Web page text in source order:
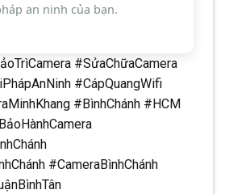
an ninh của bạn.
#SửaChữaCamera
#CápQuangWifi
#BìnhChánh #HCM
#CameraBìnhChánh